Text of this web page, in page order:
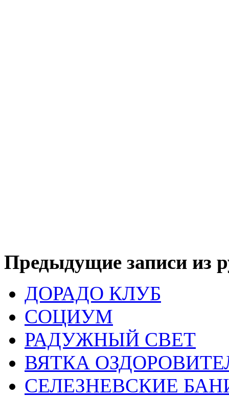
Предыдущие записи из
ДОРАДО КЛУБ
СОЦИУМ
РАДУЖНЫЙ СВЕТ
ВЯТКА
СЕЛЕЗНЕВСКИЕ